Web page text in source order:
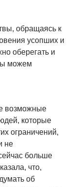
обращаясь к
усопших и
оберегать и
можем
возможные
которые
ограничений,
не
больше
что,
об